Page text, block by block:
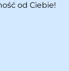
od Ciebie!